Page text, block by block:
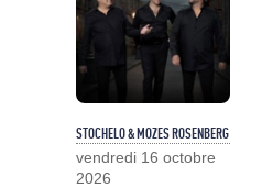
STOCHELO & MOZES ROSENBERG
vendredi 16 octobre
2026